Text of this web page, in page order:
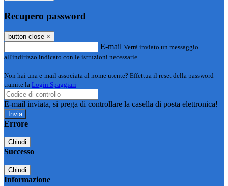
Recupero password
button close ×
E-mail Verrà inviato un messaggio
all'indirizzo indicato con le istruzioni necessarie.
Non hai una e-mail associata al nome utente? Effettua il reset della password
tramite la Login Spaggiari
E-mail inviata, si prega di controllare la casella di posta elettronica!
Errore
Chiudi
Successo
Chiudi
Informazione